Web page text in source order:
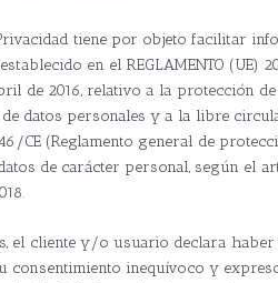
tiene por objeto facilitar
en el REGLAMENTO (UE)
abril de 2016, relativo a la protección
datos personales y a la libre
CE (Reglamento general de
de carácter personal, según el
el cliente y/o usuario declara
consentimiento inequívoco y